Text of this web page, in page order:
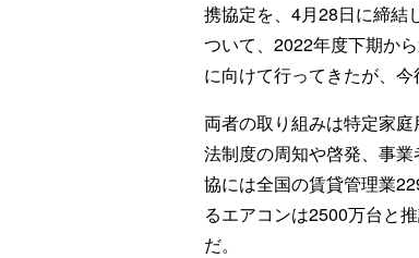
携協定を、4月28日に締結
ついて、2022年度下期か
に向けて行ってきたが、今
両者の取り組みは特定家
法制度の周知や啓発、事
協には全国の賃貸管理業
るエアコンは2500万台と
だ。